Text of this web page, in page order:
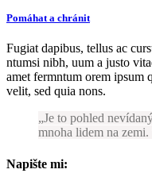
Pomáhat a chránit
Fugiat dapibus, tellus ac
ntumsi nibh, uum a justo
amet fermntum orem ipsum
velit, sed quia nons.
Je to pohled
mnoha lidem na zemi.
Napište mi: